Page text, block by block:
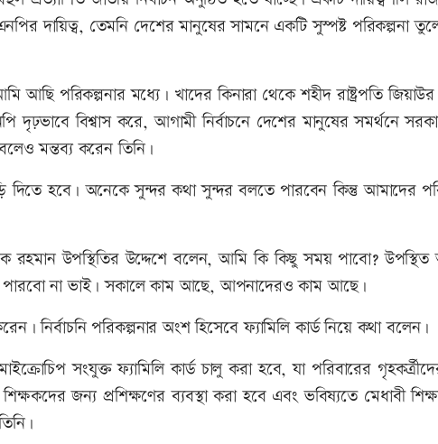
দায়িত্ব, তেমনি দেশের মানুষের সামনে একটি সুস্পষ্ট পরিকল্পনা
পরিকল্পনার মধ্যে। খাদের কিনারা থেকে শহীদ রাষ্ট্রপতি
দৃঢ়ভাবে বিশ্বাস করে, আগামী নির্বাচনে দেশের মানুষের সমর্থনে
মন্তব্য করেন তিনি।
হবে। অনেকে সুন্দর কথা সুন্দর বলতে পারবেন কিন্তু আমাদের
উপস্থিতির উদ্দেশে বলেন, আমি কি কিছু সময় পাবো? উপস্থিত
পারবো না ভাই। সকালে কাম আছে, আপনাদেরও কাম আছে।
পরিকল্পনার অংশ হিসেবে ফ্যামিলি কার্ড নিয়ে কথা বলেন।
সংযুক্ত ফ্যামিলি কার্ড চালু করা হবে, যা পরিবারের
জন্য প্রশিক্ষণের ব্যবস্থা করা হবে এবং ভবিষ্যতে মেধাবী